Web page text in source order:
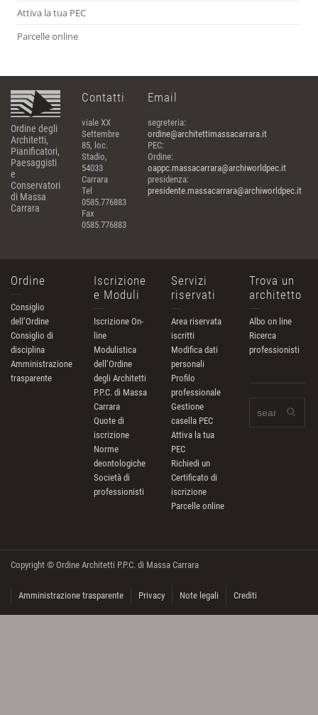
Attiva la tua PEC
Parcelle online
Ordine degli
Architetti,
Pianificatori,
Paesaggisti
e
Conservatori
di Massa
Carrara
Contatti
viale XX
Settembre
85, loc.
Stadio,
54033
Carrara
Tel
0585.776883
Fax
0585.776883
Email
segreteria:
ordine@architettimassacarrara.it
PEC:
Ordine:
oappc.massacarrara@archiworldpec.it
presidenza:
presidente.massacarrara@archiworldpec.it
Ordine
Consiglio
dell’Ordine
Consiglio di
disciplina
Amministrazione
trasparente
Iscrizione
e Moduli
Iscrizione On-
line
Modulistica
dell’Ordine
degli Architetti
P.P.C. di Massa
Carrara
Quote di
iscrizione
Norme
deontologiche
Società di
professionisti
Servizi
riservati
Area riservata
iscritti
Modifica dati
personali
Profilo
professionale
Gestione
casella PEC
Attiva la tua
PEC
Richiedi un
Certificato di
iscrizione
Parcelle online
Trova un
architetto
Albo on line
Ricerca
professionisti
Copyright © Ordine Architetti P.P.C. di Massa Carrara
Amministrazione trasparente Privacy Note legali Crediti